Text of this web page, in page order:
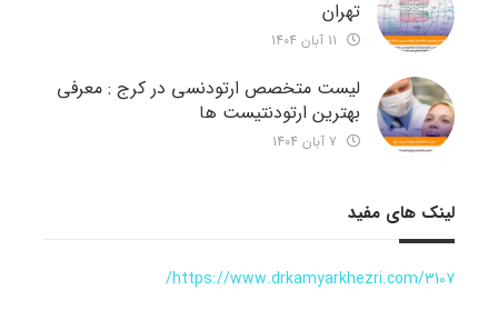
تهران
لیست متخصص ارتودنسی در کرج : معرفی
بهترین ارتودنتیست ها
لینک های مفید
https://www.drkamyarkhezri.com/3107/